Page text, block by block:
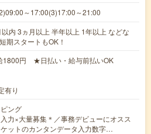
～17:00(3)17:00～21:00
内 3ヵ月以上 半年以上 1年以上 などな
期スタートもOK！
1800円 ★日払い・給与前払いOK
有り
ング
力×大量募集＊／事務デビューにオスス
ットのカンタンデータ入力数字…